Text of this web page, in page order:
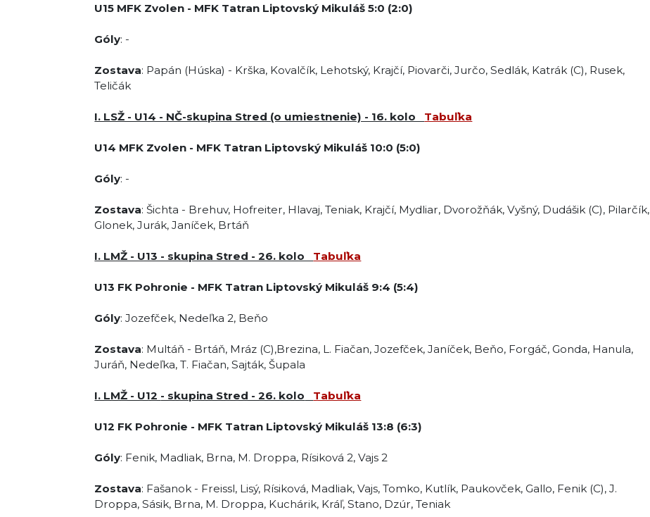
U15 MFK Zvolen - MFK Tatran Liptovský Mikuláš 5:0 (2:0)
Góly: -
Zostava: Papán (Húska) - Krška, Kovalčík, Lehotský, Krajčí, Piovarči, Jurčo, Sedlák, Katrák (C), Rusek,
Teličák
I. LSŽ - U14 - NČ-skupina Stred (o umiestnenie) - 16. kolo Tabuľka
U14 MFK Zvolen - MFK Tatran Liptovský Mikuláš 10:0 (5:0)
Góly: -
Zostava: Šichta - Brehuv, Hofreiter, Hlavaj, Teniak, Krajčí, Mydliar, Dvorožňák, Vyšný, Dudášik (C), Pilarčík,
Glonek, Jurák, Janíček, Brtáň
I. LMŽ - U13 - skupina Stred - 26. kolo Tabuľka
U13 FK Pohronie - MFK Tatran Liptovský Mikuláš 9:4 (5:4)
Góly: Jozefček, Nedeľka 2, Beňo
Zostava: Multáň - Brtáň, Mráz (C),Brezina, L. Fiačan, Jozefček, Janíček, Beňo, Forgáč, Gonda, Hanula,
Juráň, Nedeľka, T. Fiačan, Sajták, Šupala
I. LMŽ - U12 - skupina Stred - 26. kolo Tabuľka
U12 FK Pohronie - MFK Tatran Liptovský Mikuláš 13:8 (6:3)
Góly: Fenik, Madliak, Brna, M. Droppa, Rísiková 2, Vajs 2
Zostava: Fašanok - Freissl, Lisý, Rísiková, Madliak, Vajs, Tomko, Kutlík, Paukovček, Gallo, Fenik (C), J.
Droppa, Sásik, Brna, M. Droppa, Kuchárik, Kráľ, Stano, Dzúr, Teniak